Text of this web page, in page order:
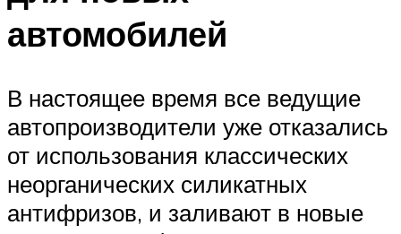
автомобилей
В настоящее время все ведущие
автопроизводители уже отказались
от использования классических
неорганических силикатных
антифризов, и заливают в новые